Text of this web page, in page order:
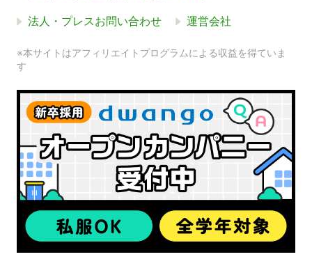
法人・プレスお問い合わせ 運営会社
※本サイトはアフィリエイトプログラムによる収益を得ていま
す